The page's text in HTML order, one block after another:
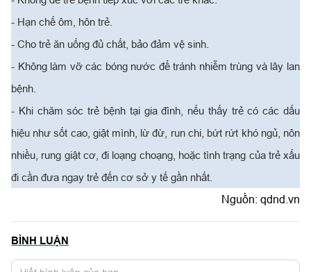
- Hạn chế ôm, hôn trẻ.
- Cho trẻ ăn uống đủ chất, bảo đảm vệ sinh.
- Không làm vỡ các bóng nước để tránh nhiễm trùng và lây lan
bệnh.
- Khi chăm sóc trẻ bệnh tại gia đình, nếu thấy trẻ có các dấu
hiệu như sốt cao, giật mình, lừ đừ, run chi, bứt rứt khó ngủ, nôn
nhiều, rung giật cơ, đi loạng choạng, hoặc tình trạng của trẻ xấu
đi cần đưa ngay trẻ đến cơ sở y tế gần nhất.
Nguồn: qdnd.vn
BÌNH LUẬN